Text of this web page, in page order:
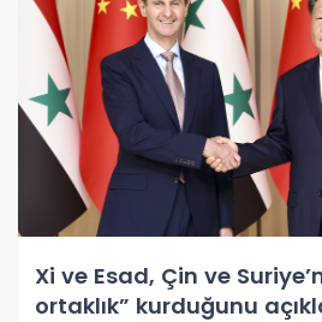
Xi ve Esad, Çin ve
ortaklık” kurduğunu